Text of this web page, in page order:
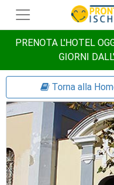
PRENOTA L'HOTEL
GIORNI
Torna alla